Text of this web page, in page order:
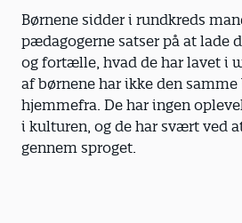
Børnene sidder i rundkreds
pædagogerne satser på at lade
og fortælle, hvad de har lavet i
af børnene har ikke den
hjemmefra. De har ingen
i kulturen, og de har svært ved
gennem sproget.